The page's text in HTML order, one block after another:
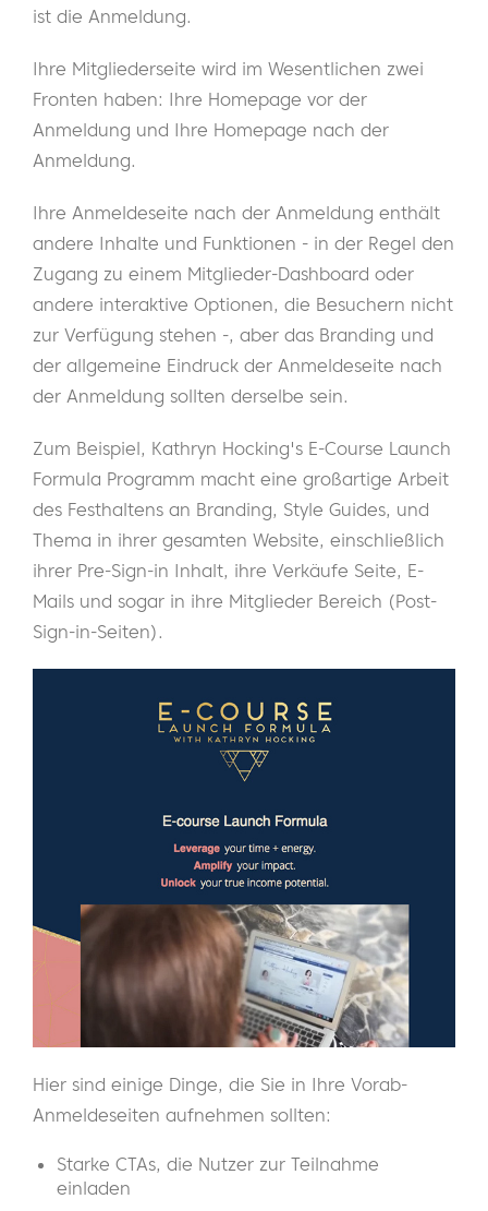
ist die Anmeldung.
Ihre Mitgliederseite wird im Wesentlichen zwei
Fronten haben: Ihre Homepage vor der
Anmeldung und Ihre Homepage nach der
Anmeldung.
Ihre Anmeldeseite nach der Anmeldung enthält
andere Inhalte und Funktionen - in der Regel den
Zugang zu einem Mitglieder-Dashboard oder
andere interaktive Optionen, die Besuchern nicht
zur Verfügung stehen -, aber das Branding und
der allgemeine Eindruck der Anmeldeseite nach
der Anmeldung sollten derselbe sein.
Zum Beispiel, Kathryn Hocking's E-Course Launch
Formula Programm macht eine großartige Arbeit
des Festhaltens an Branding, Style Guides, und
Thema in ihrer gesamten Website, einschließlich
ihrer Pre-Sign-in Inhalt, ihre Verkäufe Seite, E-
Mails und sogar in ihre Mitglieder Bereich (Post-
Sign-in-Seiten).
Hier sind einige Dinge, die Sie in Ihre Vorab-
Anmeldeseiten aufnehmen sollten:
Starke CTAs, die Nutzer zur Teilnahme
einladen